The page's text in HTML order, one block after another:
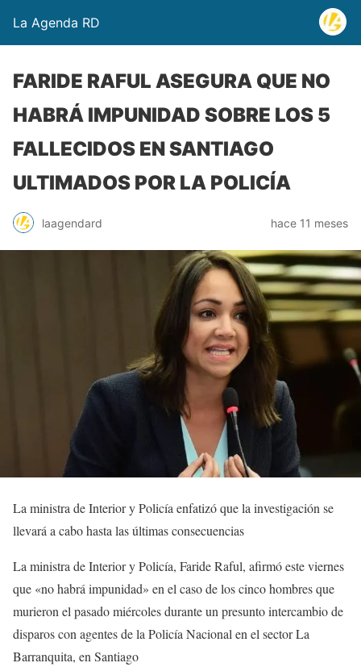
La Agenda RD
FARIDE RAFUL ASEGURA QUE NO
HABRÁ IMPUNIDAD SOBRE LOS 5
FALLECIDOS EN SANTIAGO
ULTIMADOS POR LA POLICÍA
laagendard hace 11 meses
La ministra de Interior y Policía enfatizó que la investigación se
llevará a cabo hasta las últimas consecuencias
La ministra de Interior y Policía, Faride Raful, afirmó este viernes
que «no habrá impunidad» en el caso de los cinco hombres que
murieron el pasado miércoles durante un presunto intercambio de
disparos con agentes de la Policía Nacional en el sector La
Barranquita, en Santiago